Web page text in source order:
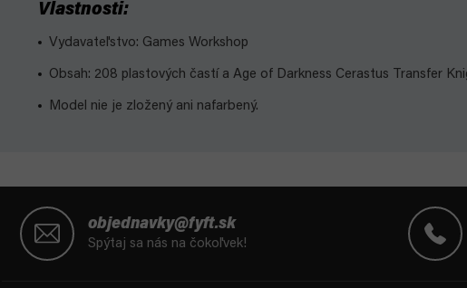
Vlastnosti:
Vydavateľstvo: Games Workshop
Obsah: 208 plastových častí a Age of Darkness Cerastus Transfer
Model nie je zložený ani nafarbený.
objednavky@fyft.sk
Spýtaj sa nás na čokoľvek!